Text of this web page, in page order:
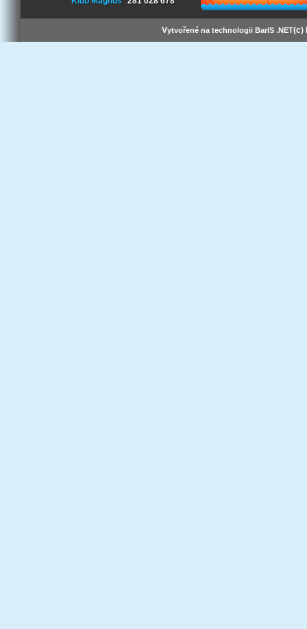
Vytvořené na technologii BarIS .NET(c)